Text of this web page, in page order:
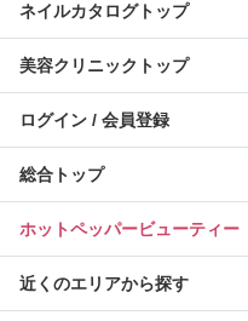
ネイルカタログトップ
美容クリニックトップ
ログイン / 会員登録
総合トップ
ホットペッパービューティ
近くのエリアから探す